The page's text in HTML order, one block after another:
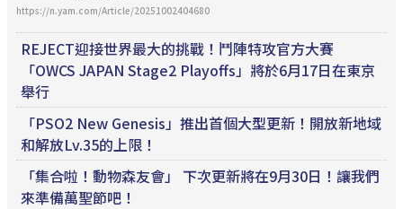
https://n.yam.com/Article/20251002404680
REJECT迎接世界最大的挑戰！鬥陣特攻官方大賽
「OWCS JAPAN Stage2 Playoffs」將於6月17日在東京
舉行
「PSO2 New Genesis」推出首個大型更新！開放新地域
和解放Lv.35的上限！
「集合啦！動物森友會」 下次更新將在9月30日！讓我們
來準備萬聖節吧！